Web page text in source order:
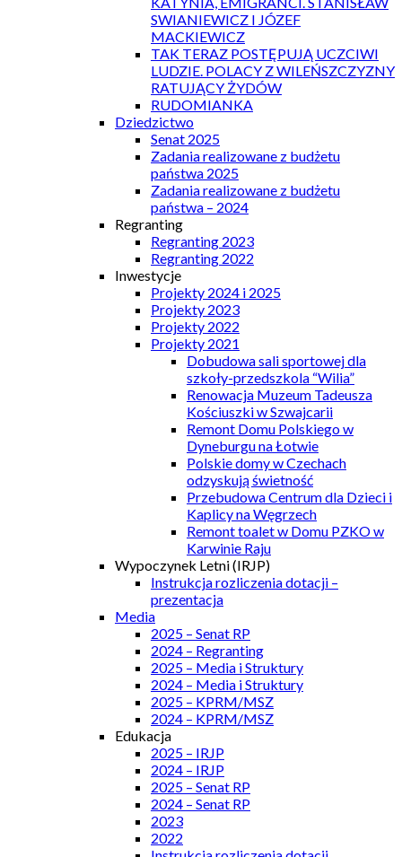
SWIANIEWICZ I JÓZEF
MACKIEWICZ
TAK TERAZ POSTĘPUJĄ UCZCIWI
LUDZIE. POLACY Z WILEŃSZCZYZNY
RATUJĄCY ŻYDÓW
RUDOMIANKA
Dziedzictwo
Senat 2025
Zadania realizowane z budżetu
państwa 2025
Zadania realizowane z budżetu
państwa – 2024
Regranting
Regranting 2023
Regranting 2022
Inwestycje
Projekty 2024 i 2025
Projekty 2023
Projekty 2022
Projekty 2021
Dobudowa sali sportowej dla
szkoły-przedszkola “Wilia”
Renowacja Muzeum Tadeusza
Kościuszki w Szwajcarii
Remont Domu Polskiego w
Dyneburgu na Łotwie
Polskie domy w Czechach
odzyskują świetność
Przebudowa Centrum dla Dzieci i
Kaplicy na Węgrzech
Remont toalet w Domu PZKO w
Karwinie Raju
Wypoczynek Letni (IRJP)
Instrukcja rozliczenia dotacji –
prezentacja
Media
2025 – Senat RP
2024 – Regranting
2025 – Media i Struktury
2024 – Media i Struktury
2025 – KPRM/MSZ
2024 – KPRM/MSZ
Edukacja
2025 – IRJP
2024 – IRJP
2025 – Senat RP
2024 – Senat RP
2023
2022